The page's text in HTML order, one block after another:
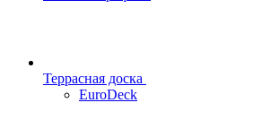
Террасная доска
EuroDeck